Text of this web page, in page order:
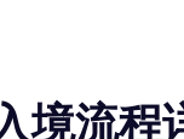
境流程